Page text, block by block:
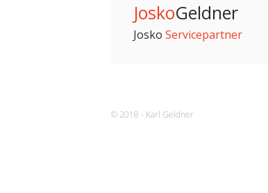
JoskoGeldner
Josko Servicepartner
© 2018 - Karl Geldner